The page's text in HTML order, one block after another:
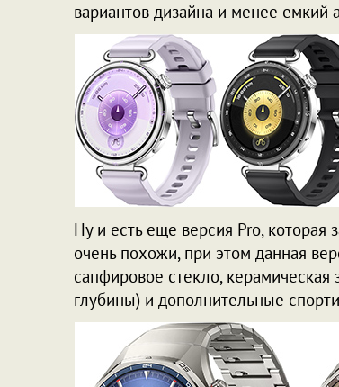
вариантов дизайна и менее емкий
Ну и есть еще версия Pro, которая
очень похожи, при этом данная
сапфировое стекло, керамическая
глубины) и дополнительные